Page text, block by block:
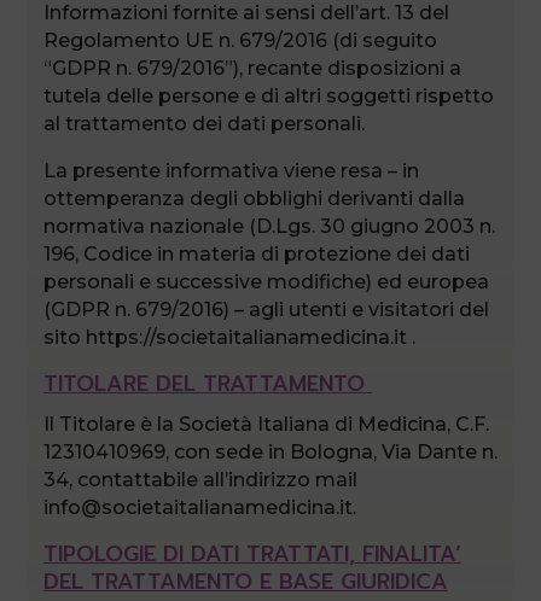
Informazioni fornite ai sensi dell’art. 13 del
Regolamento UE n. 679/2016 (di seguito
“GDPR n. 679/2016”), recante disposizioni a
tutela delle persone e di altri soggetti rispetto
al trattamento dei dati personali.
La presente informativa viene resa – in
ottemperanza degli obblighi derivanti dalla
normativa nazionale (D.Lgs. 30 giugno 2003 n.
196, Codice in materia di protezione dei dati
personali e successive modifiche) ed europea
(GDPR n. 679/2016) – agli utenti e visitatori del
sito https://societaitalianamedicina.it .
TITOLARE DEL TRATTAMENTO
Il Titolare è la Società Italiana di Medicina, C.F.
12310410969, con sede in Bologna, Via Dante n.
34, contattabile all’indirizzo mail
info@societaitalianamedicina.it.
TIPOLOGIE DI DATI TRATTATI, FINALITA’
DEL TRATTAMENTO E BASE GIURIDICA